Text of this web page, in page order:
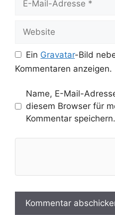
Mail-
Ein Gravatar-Bild
Kommentaren anzeigen.
Name, E-Mail-
diesem Browser für
Kommentar speichern.